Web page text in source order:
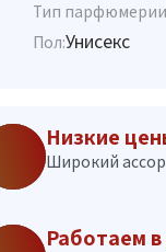
Тип
Пол:Унисекс
Низкие
Широкий
Работаем в